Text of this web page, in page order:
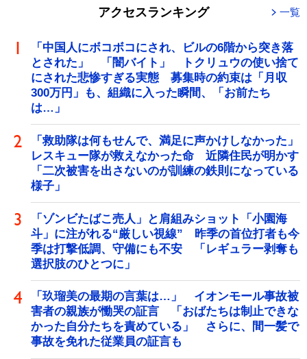
アクセスランキング 一覧
「中国人にボコボコにされ、ビルの6階から突き落
とされた」 「闇バイト」 トクリュウの使い捨て
にされた悲惨すぎる実態 募集時の約束は「月収
300万円」も、組織に入った瞬間、「お前たち
は…」
「救助隊は何もせんで、満足に声かけしなかった」
レスキュー隊が救えなかった命 近隣住民が明かす
「二次被害を出さないのが訓練の鉄則になっている
様子」
「ゾンビたばこ売人」と肩組みショット「小園海
斗」に注がれる“厳しい視線” 昨季の首位打者も今
季は打撃低調、守備にも不安 「レギュラー剥奪も
選択肢のひとつに」
「玖瑠美の最期の言葉は…」 イオンモール事故被
害者の親族が慟哭の証言 「おばたちは制止できな
かった自分たちを責めている」 さらに、間一髪で
事故を免れた従業員の証言も